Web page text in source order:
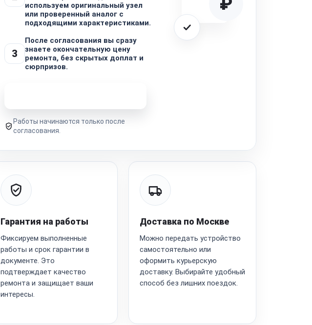
используем оригинальный узел
или проверенный аналог с
подходящими характеристиками.
3
После согласования вы сразу
знаете окончательную цену
ремонта, без скрытых доплат и
сюрпризов.
Работы начинаются только после
согласования.
Гарантия на работы
Фиксируем выполненные
работы и срок гарантии в
документе. Это
подтверждает качество
ремонта и защищает ваши
интересы.
Доставка по Москве
Можно передать устройство
самостоятельно или
оформить курьерскую
доставку. Выбирайте удобный
способ без лишних поездок.